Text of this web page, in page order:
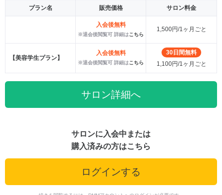
プラン名 販売価格 サロン料金
入会後無料
※退会後閲覧可 詳細はこちら
1,500円/1ヶ月ごと
【美容学生プラン】
入会後無料
※退会後閲覧可 詳細はこちら
30日間無料
1,100円/1ヶ月ごと
サロン詳細へ
サロンに入会中または
購入済みの方はこちら
ログインする